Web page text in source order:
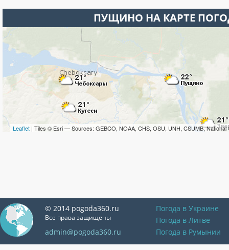
ПУЩИНО НА КАРТЕ
Leaflet | Tiles © Esri — Sources: GEBCO, NOAA, CHS, OSU, UNH, CSUMB, National
© 2014 pogoda360.ru
Все права защищены
admin@pogoda360.ru
Погода в Украине
Погода в Литве
Погода в Румынии